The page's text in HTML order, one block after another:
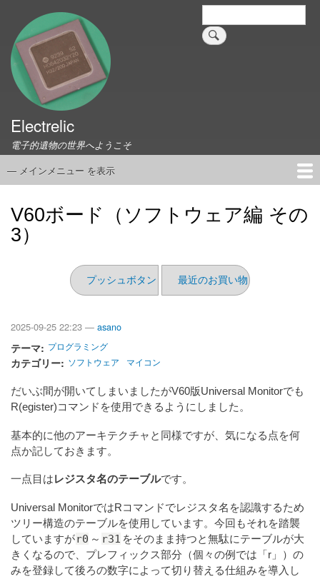
検
索
Electrelic
電子的遺物の世界へようこそ
メ
ン
— メインメニュー を表示
EMILY Board
Universal Monitor
コネクタ資料集
このサイトについて
V60ボード（ソフトウェア編 その
3）
プッシュボタン 最近のお買い物（2025/08）
2025-09-25 22:23 — asano
テーマ プログラミング
カテゴリー ソフトウェア マイコン
だいぶ間が開いてしまいましたがV60版Universal Monitorでも
R(egister)コマンドを使用できるようにしました。
基本的に他のアーキテクチャと同様ですが、気になる点を何
点か記しておきます。
一点目はレジスタ名のテーブルです。
Universal MonitorではRコマンドでレジスタ名を認識するため
ツリー構造のテーブルを使用しています。今回もそれを踏襲
していますがr0 ～ r31 をそのまま持つと無駄にテーブルが大
きくなるので、プレフィックス部分（個々の例では「r」）の
みを登録して後ろの数字によって切り替える仕組みを導入し